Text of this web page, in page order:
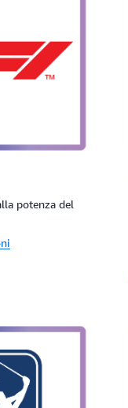
potenza del